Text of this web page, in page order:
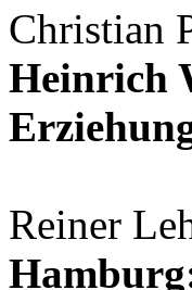
Christian
Heinrich
Reiner